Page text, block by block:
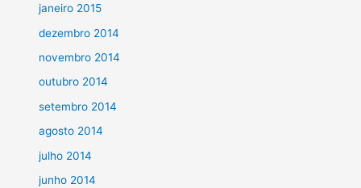
janeiro 2015
dezembro 2014
novembro 2014
outubro 2014
setembro 2014
agosto 2014
julho 2014
junho 2014